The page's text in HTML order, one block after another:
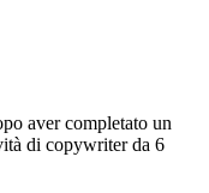
aver completato un
di copywriter da 6